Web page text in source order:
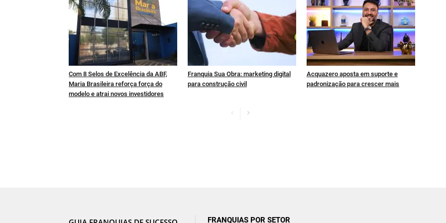
Com 8 Selos de Excelência da ABF,
Maria Brasileira reforça força do
modelo e atrai novos investidores
Franquia Sua Obra: marketing digital
para construção civil
Acquazero aposta em suporte e
padronização para crescer mais
FRANQUIAS POR SETOR